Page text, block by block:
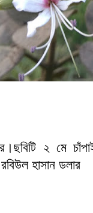
২ মে
হাসান ডলার